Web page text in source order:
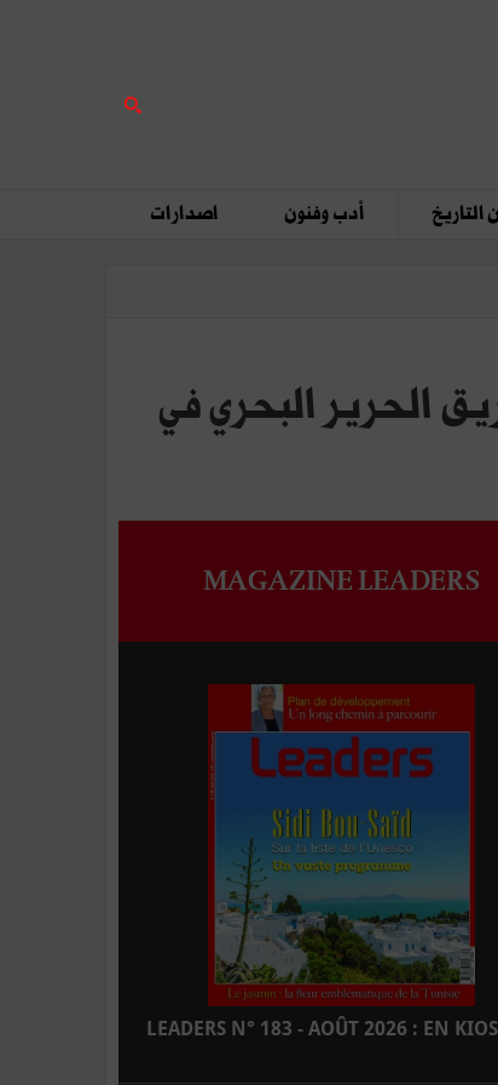
التاريخ أدب وفنون اصدارات
الحرير البحري في
MAGAZINE LEADERS
LEADERS N° 183 - AOÛT 2026 : EN